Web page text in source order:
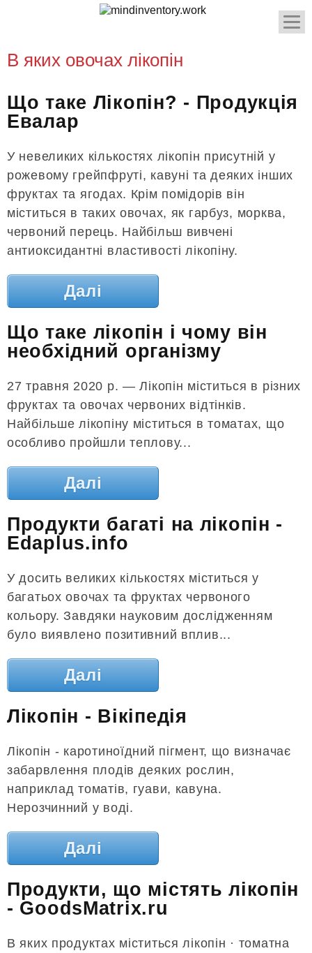
В яких овочах лікопін
Що таке Лікопін? - Продукція
Евалар
У невеликих кількостях лікопін присутній у
рожевому грейпфруті, кавуні та деяких інших
фруктах та ягодах. Крім помідорів він
міститься в таких овочах, як гарбуз, морква,
червоний перець. Найбільш вивчені
антиоксидантні властивості лікопіну.
Далі
Що таке лікопін і чому він
необхідний організму
27 травня 2020 р. — Лікопін міститься в різних
фруктах та овочах червоних відтінків.
Найбільше лікопіну міститься в томатах, що
особливо пройшли теплову...
Далі
Продукти багаті на лікопін -
Edaplus.info
У досить великих кількостях міститься у
багатьох овочах та фруктах червоного
кольору. Завдяки науковим дослідженням
було виявлено позитивний вплив...
Далі
Лікопін - Вікіпедія
Лікопін - каротиноїдний пігмент, що визначає
забарвлення плодів деяких рослин,
наприклад томатів, гуави, кавуна.
Нерозчинний у воді.
Далі
Продукти, що містять лікопін
- GoodsMatrix.ru
В яких продуктах міститься лікопін · томатна